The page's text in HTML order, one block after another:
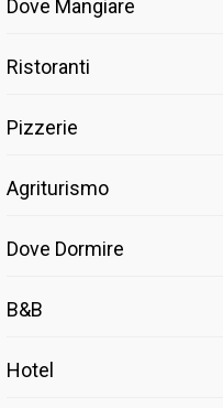
Dove Mangiare
Ristoranti
Pizzerie
Agriturismo
Dove Dormire
B&B
Hotel